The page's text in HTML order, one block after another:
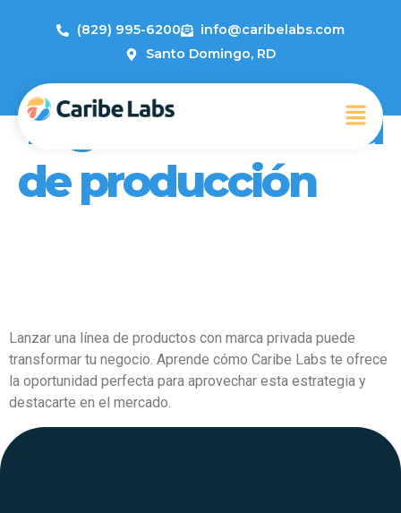
(829) 995-6200
info@caribelabs.com
Santo Domingo, RD
Tag:Escalabilidad
de producción
Lanzar una línea de productos con marca privada puede
transformar tu negocio. Aprende cómo Caribe Labs te ofrece
la oportunidad perfecta para aprovechar esta estrategia y
destacarte en el mercado.